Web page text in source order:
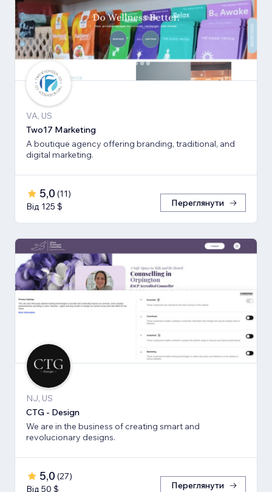
VA, US
Two17 Marketing
A boutique agency offering branding, traditional, and
digital marketing.
5,0 (11)
Від 125 $
Переглянути
NJ, US
CTG - Design
We are in the business of creating smart and
revolucionary designs.
5,0 (27)
Від 50 $
Переглянути